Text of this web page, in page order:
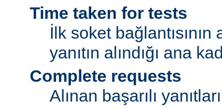
Time taken for tests
İlk soket bağlantısının
yanıtın alındığı ana
Complete requests
Alınan başarılı